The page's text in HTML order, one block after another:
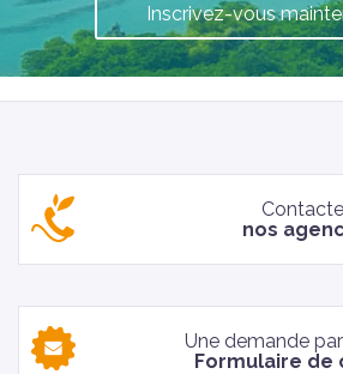
Inscrivez-vous
nos
Une demande
Formulaire de